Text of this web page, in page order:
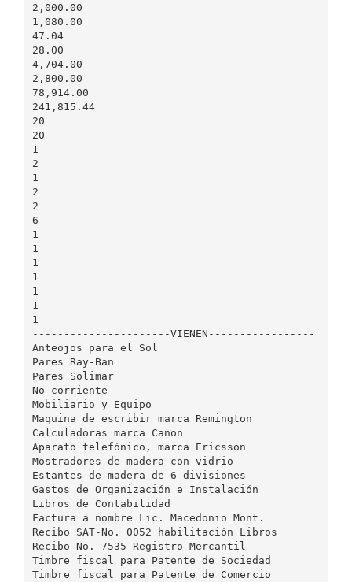
2,000.00
1,080.00
47.04
28.00
4,704.00
2,800.00
78,914.00
241,815.44
20
20
1
2
1
2
2
6
1
1
1
1
1
1
1
----------------------VIENEN-----------------
Anteojos para el Sol
Pares Ray-Ban
Pares Solimar
No corriente
Mobiliario y Equipo
Maquina de escribir marca Remington
Calculadoras marca Canon
Aparato telefónico, marca Ericsson
Mostradores de madera con vidrio
Estantes de madera de 6 divisiones
Gastos de Organización e Instalación
Libros de Contabilidad
Factura a nombre Lic. Macedonio Mont.
Recibo SAT-No. 0052 habilitación Libros
Recibo No. 7535 Registro Mercantil
Timbre fiscal para Patente de Sociedad
Timbre fiscal para Patente de Comercio